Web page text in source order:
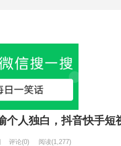
人独白，抖音快手短
评论(0) 阅读(1,277)